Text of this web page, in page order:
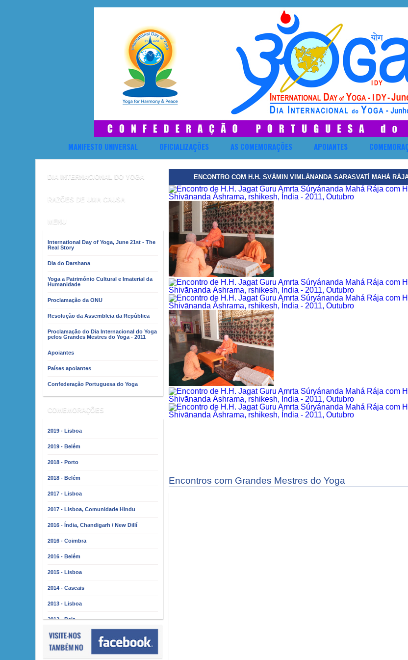
MANIFESTO UNIVERSAL OFICIALIZAÇÕES AS COMEMORAÇÕES APOIANTES
DIA INTERNACIONAL DO YOGA
RAZÕES DE UMA CAUSA
MENU
International Day of Yoga, June 21st - The
Real Story
Dia do Darshana
Yoga a Património Cultural e Imaterial da
Humanidade
Proclamação da ONU
Resolução da Assembleia da República
Proclamação do Dia Internacional do Yoga
pelos Grandes Mestres do Yoga - 2011
Apoiantes
Países apoiantes
Confederação Portuguesa do Yoga
COMEMORAÇÕES
2019 - Lisboa
2019 - Belém
2018 - Porto
2018 - Belém
2017 - Lisboa
2017 - Lisboa, Comunidade Hindu
2016 - Índia, Chandigarh / New Dillí
2016 - Coimbra
2016 - Belém
2015 - Lisboa
2014 - Cascais
2013 - Lisboa
2012 - Beja
2011 - Lisboa
2010 - Almada
ENCONTRO COM H.H. SVÁMIN VIMLÁNANDA SARASVATÍ MAHÁ
Encontros com Grandes Mestres do Yoga